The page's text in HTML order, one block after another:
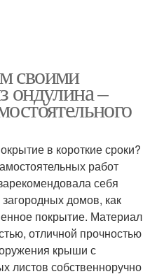
своими
ондулина –
в короткие сроки?
работ
себя
домов, как
покрытие. Материал
отличной прочностью
крыши с
листов собственноручно